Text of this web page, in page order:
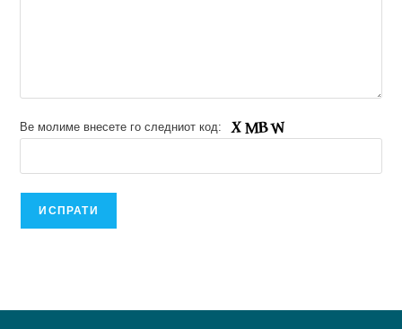
Ве молиме внесете го следниот код: